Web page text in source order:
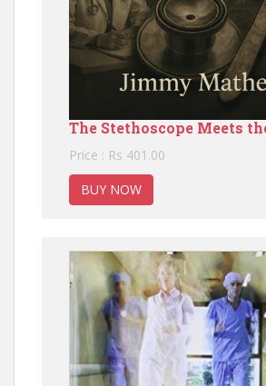
The Stethoscope Meets
Price : Rs 401.00
BUY NOW